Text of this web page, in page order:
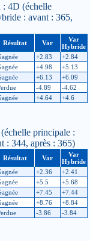
4D (échelle
: avant : 365,
Résultat Var
Var
Hybride
+2.83
+2.84
+4.98
+5.13
+6.13
+6.09
-4.89
-4.62
+4.64 +4.6
principale :
: 344, après : 365)
Résultat Var
Var
Hybride
+2.36
+2.41
+5.5
+5.68
+7.45
+7.44
+8.76
+8.84
-3.86 -3.84